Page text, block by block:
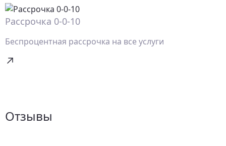
Рассрочка 0-0-10
Беспроцентная рассрочка на все услуги
Отзывы